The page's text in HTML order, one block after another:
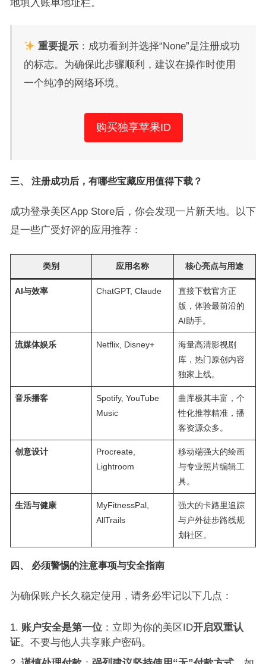
地填入账单地址栏。
重要提示：成功看到并选择“None”是注册成功
的标志。为确保此步骤顺利，建议在操作时使用
一个纯净的网络环境。
购买独享苹果ID
三、 注册成功后，有哪些宝藏应用值得下载？
成功登录美区App Store后，你会发现一片新天地。以下
是一些广受好评的应用推荐：
类别 应用名称 核心亮点与用途
AI与效率 ChatGPT, Claude
直接下载官方正
版，体验最前沿的
AI助手。
流媒体娱乐 Netflix, Disney+
海量高清影视剧
库，热门原创内容
独家上线。
音乐播客
Spotify, YouTube
Music
曲库极其丰富，个
性化推荐精准，播
客资源众多。
创意设计
Procreate,
Lightroom
移动端强大的绘画
与专业照片编辑工
具。
生活与健康
MyFitnessPal,
AllTrails
强大的卡路里追踪
与户外徒步路线规
划社区。
四、 必须警惕的注意事项与安全指南
为确保账户长久稳定使用，请务必牢记以下几点：
账户安全是第一位：立即为你的美区ID开启双重认
证。不要与他人共享账户密码。